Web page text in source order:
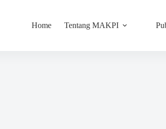
Home Tentang MAKPI